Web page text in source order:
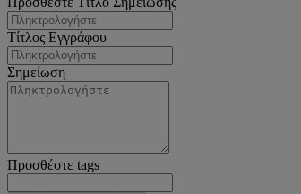
Τίτλος Εγγράφου
Σημείωση
Προσθέστε tags